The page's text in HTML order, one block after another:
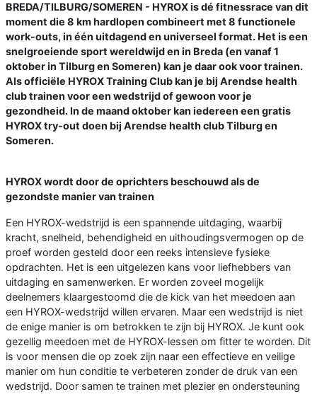
BREDA/TILBURG/SOMEREN - HYROX is dé fitnessrace van dit
moment die 8 km hardlopen combineert met 8 functionele
work-outs, in één uitdagend en universeel format. Het is een
snelgroeiende sport wereldwijd en in Breda (en vanaf 1
oktober in Tilburg en Someren) kan je daar ook voor trainen.
Als officiële HYROX Training Club kan je bij Arendse health
club trainen voor een wedstrijd of gewoon voor je
gezondheid. In de maand oktober kan iedereen een gratis
HYROX try-out doen bij Arendse health club Tilburg en
Someren.
HYROX wordt door de oprichters beschouwd als de
gezondste manier van trainen
Een HYROX-wedstrijd is een spannende uitdaging, waarbij
kracht, snelheid, behendigheid en uithoudingsvermogen op de
proef worden gesteld door een reeks intensieve fysieke
opdrachten. Het is een uitgelezen kans voor liefhebbers van
uitdaging en samenwerken. Er worden zoveel mogelijk
deelnemers klaargestoomd die de kick van het meedoen aan
een HYROX-wedstrijd willen ervaren. Maar een wedstrijd is niet
de enige manier is om betrokken te zijn bij HYROX. Je kunt ook
gezellig meedoen met de HYROX-lessen om fitter te worden. Dit
is voor mensen die op zoek zijn naar een effectieve en veilige
manier om hun conditie te verbeteren zonder de druk van een
wedstrijd. Door samen te trainen met plezier en ondersteuning